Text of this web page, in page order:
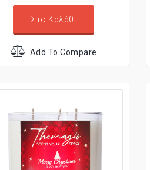
Στο Καλάθι
Add To Compare